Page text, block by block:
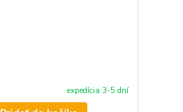
expedícia 3-5 dní